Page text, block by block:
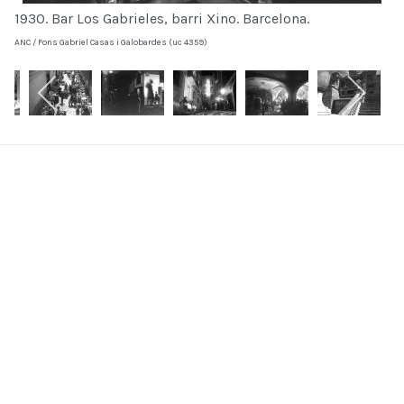
1930. Bar Los Gabrieles, barri Xino. Barcelona.
ANC / Fons Gabriel Casas i Galobardes (uc 4359)